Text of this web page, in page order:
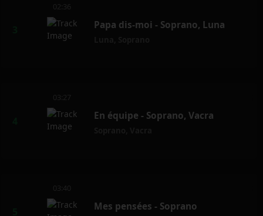
02:36
Papa dis-moi - Soprano, Luna
03:27
En équipe - Soprano, Vacra
03:40
Mes pensées - Soprano